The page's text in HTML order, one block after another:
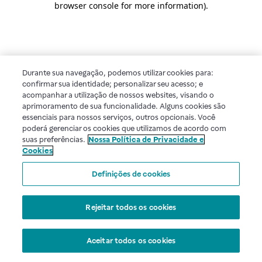
browser console for more information).
Durante sua navegação, podemos utilizar cookies para:
confirmar sua identidade; personalizar seu acesso; e
acompanhar a utilização de nossos websites, visando o
aprimoramento de sua funcionalidade. Alguns cookies são
essenciais para nossos serviços, outros opcionais. Você
poderá gerenciar os cookies que utilizamos de acordo com
suas preferências. Nossa Política de Privacidade e
Cookies
Definições de cookies
Rejeitar todos os cookies
Aceitar todos os cookies